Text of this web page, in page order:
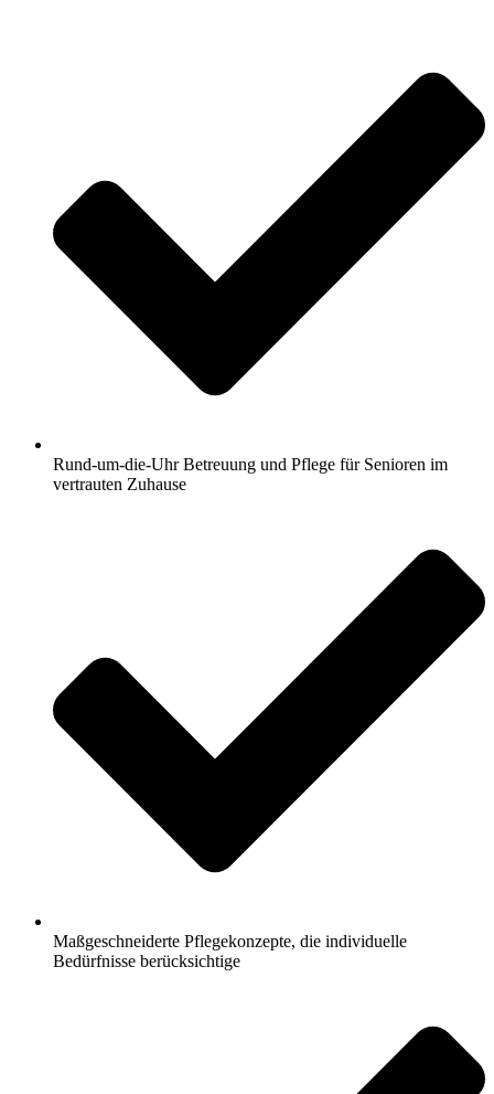
Rund-um-die-Uhr Betreuung und Pflege für Senioren im
vertrauten Zuhause
Maßgeschneiderte Pflegekonzepte, die individuelle
Bedürfnisse berücksichtige